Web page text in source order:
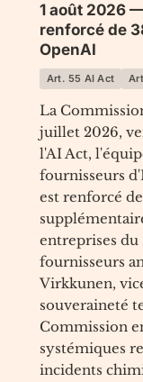
1 août 2026
renforcé de
OpenAI
Art. 55 AI Act
La
juillet 2026,
l'AI Act,
fournisseurs
est renforcé
entreprises du
fournisseurs
Virkkunen,
souveraineté
Commission
systémiques
incidents